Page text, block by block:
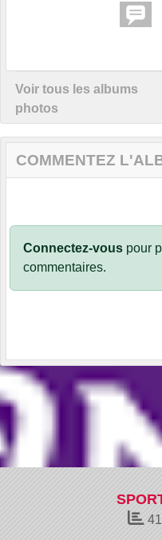
Voir tous les albums
photos
COMMENTEZ
Connectez-vous pour
commentaires.